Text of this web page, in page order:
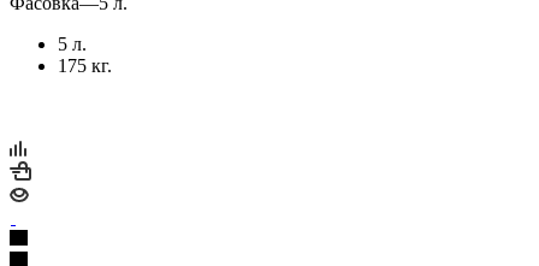
5 л.
175 кг.